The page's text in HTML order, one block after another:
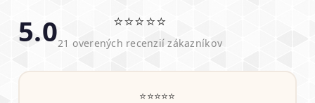
5.0 ⭐⭐⭐⭐⭐
21 overených recenzií zákazníkov
⭐⭐⭐⭐⭐